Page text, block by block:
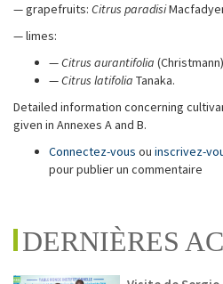
— grapefruits: Citrus paradisi
— limes:
—Citrus aurantifolia
—Citrus latifolia Tanaka.
Detailed information concerning
given in Annexes A and B.
Connectez-vous ou inscrivez-
pour publier un commentaire
DERNIÈRES